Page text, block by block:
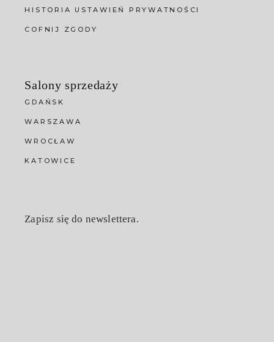
HISTORIA USTAWIEŃ PRYWATNOŚCI
COFNIJ ZGODY
Salony sprzedaży
GDAŃSK
WARSZAWA
WROCŁAW
KATOWICE
Zapisz się do newslettera.